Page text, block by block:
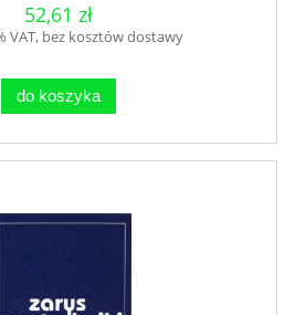
52,61 zł
VAT, bez kosztów dostawy
do koszyka